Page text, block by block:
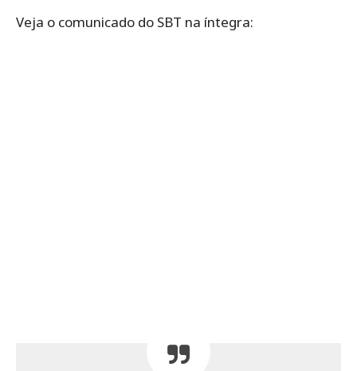
Veja o comunicado do SBT na íntegra: